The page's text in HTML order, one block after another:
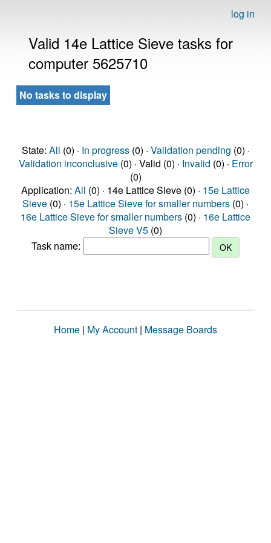
log in
Valid 14e Lattice Sieve tasks for
computer 5625710
No tasks to display
State: All (0) · In progress(0) · Validation pending (0) ·
Validation inconclusive(0) · Valid (0) · Invalid (0) · Error
(0)
Application: All (0) · 14e Lattice Sieve (0) · 15e Lattice
Sieve (0) · 15e Lattice Sieve for smaller numbers (0) ·
16e Lattice Sieve for smaller numbers (0) · 16e Lattice
Sieve V5 (0)
Task name:
Home | My Account | Message Boards